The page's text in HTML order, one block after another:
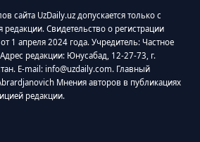
сайта UzDaily.uz допускается только с
Свидетельство о регистрации
1 апреля 2024 года. Учредитель: Частное
редакции: Юнусабад, 12-27-73, г.
E-mail: info@uzdaily.com. Главный
Мнения авторов в публикациях
редакции.